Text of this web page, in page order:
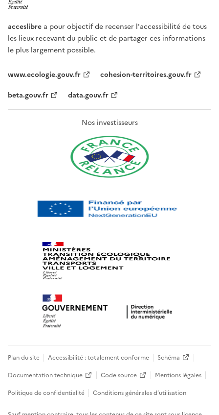
acceslibre a pour objectif de recenser l'accessibilité de tous
les lieux recevant du public et de partager ces informations
le plus largement possible.
www.ecologie.gouv.fr
cohesion-territoires.gouv.fr
beta.gouv.fr
data.gouv.fr
Nos investisseurs
Plan du site Accessibilité : totalement conforme
Schéma
Documentation technique
Code source
Mentions légales
Politique de confidentialité
Conditions générales d’utilisation